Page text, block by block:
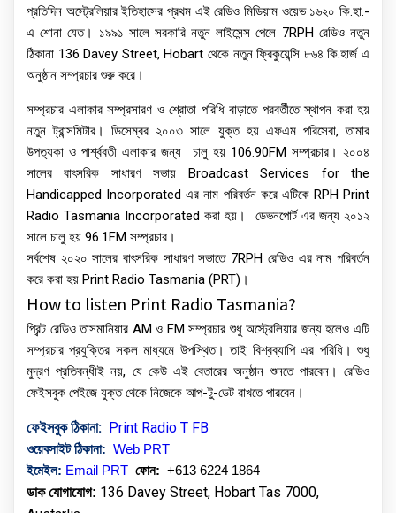
প্রতিদিন অস্ট্রেলিয়ার ইতিহাসের প্রথম এই রেডিও মিডিয়াম ওয়েভ ১৬২০ কি.হা.-
এ শোনা যেত। ১৯৯১ সালে সরকারি নতুন লাইসেন্স পেলে 7RPH রেডিও নতুন
ঠিকানা 136 Davey Street, Hobart থেকে নতুন ফ্রিকুয়েন্সি ৮৬৪ কি.হার্জ এ
অনুষ্ঠান সম্প্রচার শুরু করে।
সম্প্রচার এলাকার সম্প্রসারণ ও শ্রোতা পরিধি বাড়াতে পরবর্তীতে স্থাপন করা হয়
নতুন ট্রান্সমিটার। ডিসেম্বর ২০০৩ সালে যুক্ত হয় এফএম পরিসেবা, তামার
উপত্যকা ও পার্শ্ববতী এলাকার জন্য চালু হয় 106.90FM সম্প্রচার। ২০০৪
সালের বাৎসরিক সাধারণ সভায় Broadcast Services for the
Handicapped Incorporated এর নাম পরিবর্তন করে এটিকে RPH Print
Radio Tasmania Incorporated করা হয়। ডেভনপোর্ট এর জন্য ২০১২
সালে চালু হয় 96.1FM সম্প্রচার।
সর্বশেষ ২০২০ সালের বাৎসরিক সাধারণ সভাতে 7RPH রেডিও এর নাম পরিবর্তন
করে করা হয় Print Radio Tasmania (PRT)।
How to listen Print Radio Tasmania?
প্রিন্ট রেডিও তাসমানিয়ার AM ও FM সম্প্রচার শুধু অস্ট্রেলিয়ার জন্য হলেও এটি
সম্প্রচার প্রযুক্তির সকল মাধ্যমে উপস্থিত। তাই বিশ্বব্যাপি এর পরিধি। শুধু
মুদ্রণ প্রতিবন্ধীই নয়, যে কেউ এই বেতারের অনুষ্ঠান শুনতে পারবেন। রেডিও
ফেইসবুক পেইজে যুক্ত থেকে নিজেকে আপ-টু-ডেট রাখতে পারবেন।
ফেইসবুক ঠিকানা: Print Radio T FB
ওয়েবসাইট ঠিকানা: Web PRT
ইমেইল: Email PRT ফোন: +613 6224 1864
ডাক যোগাযোগ: 136 Davey Street, Hobart Tas 7000,